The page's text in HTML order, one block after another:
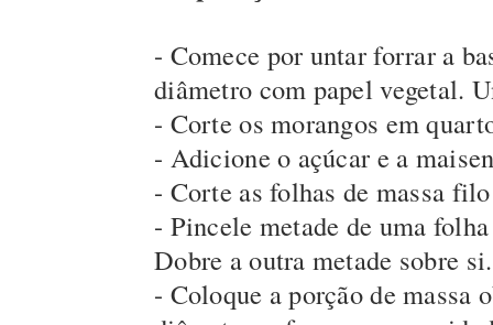
- Comece por untar forrar a
diâmetro com papel vegetal.
- Corte os morangos em
- Adicione o açúcar e a
- Corte as folhas de massa
- Pincele metade de uma
Dobre a outra metade sobre si.
- Coloque a porção de massa